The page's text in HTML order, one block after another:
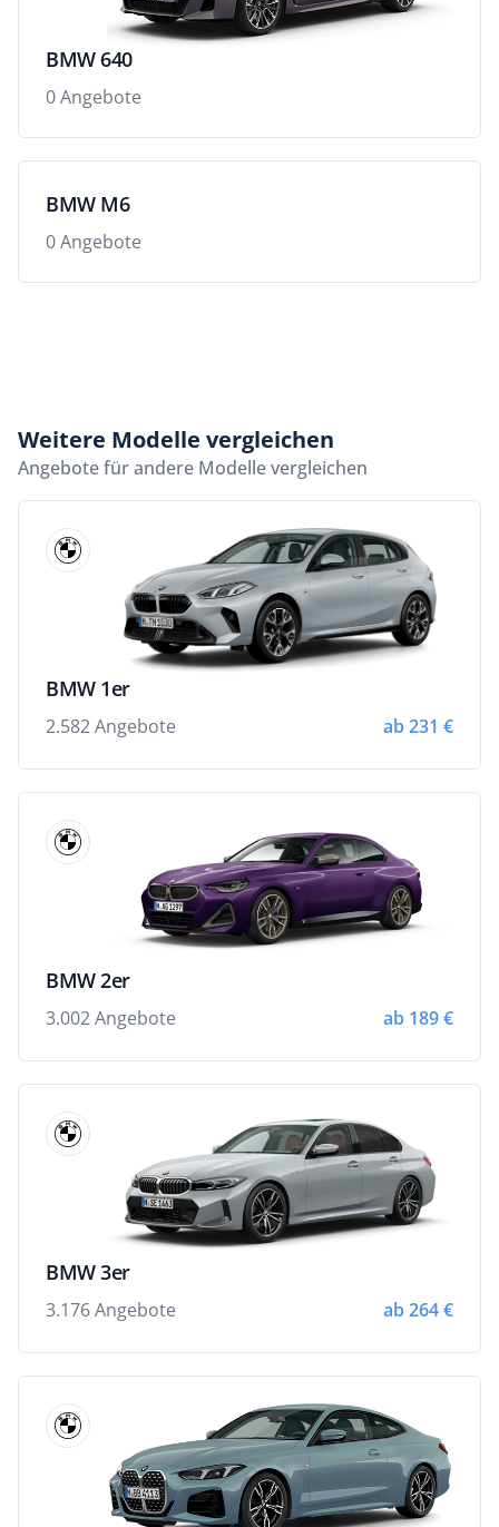
BMW 640
0 Angebote
BMW M6
0 Angebote
Weitere Modelle vergleichen
Angebote für andere Modelle vergleichen
BMW 1er
2.582 Angebote ab 231 €
BMW 2er
3.002 Angebote ab 189 €
BMW 3er
3.176 Angebote ab 264 €